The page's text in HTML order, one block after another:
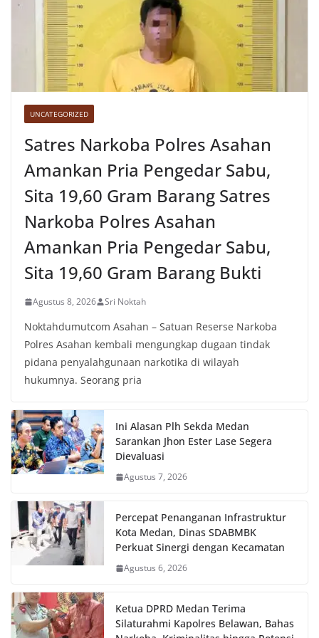
UNCATEGORIZED
Satres Narkoba Polres Asahan
Amankan Pria Pengedar Sabu,
Sita 19,60 Gram Barang Satres
Narkoba Polres Asahan
Amankan Pria Pengedar Sabu,
Sita 19,60 Gram Barang Bukti
Agustus 8, 2026 Sri Noktah
Noktahdumutcom Asahan – Satuan Reserse Narkoba
Polres Asahan kembali mengungkap dugaan tindak
pidana penyalahgunaan narkotika di wilayah
hukumnya. Seorang pria
Ini Alasan Plh Sekda Medan
Sarankan Jhon Ester Lase Segera
Dievaluasi
Agustus 7, 2026
Percepat Penanganan Infrastruktur
Kota Medan, Dinas SDABMBK
Perkuat Sinergi dengan Kecamatan
Agustus 6, 2026
Ketua DPRD Medan Terima
Silaturahmi Kapolres Belawan, Bahas